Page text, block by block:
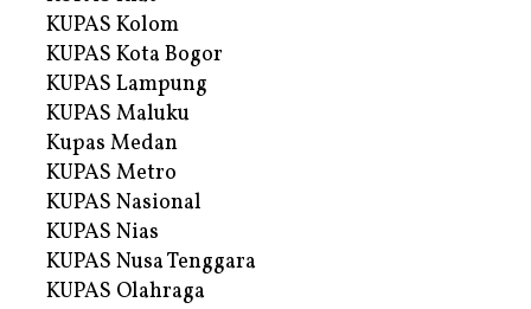
KUPAS Kolom
KUPAS Kota Bogor
KUPAS Lampung
KUPAS Maluku
Kupas Medan
KUPAS Metro
KUPAS Nasional
KUPAS Nias
KUPAS Nusa Tenggara
KUPAS Olahraga